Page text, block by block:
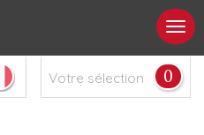
Votre sélection 0